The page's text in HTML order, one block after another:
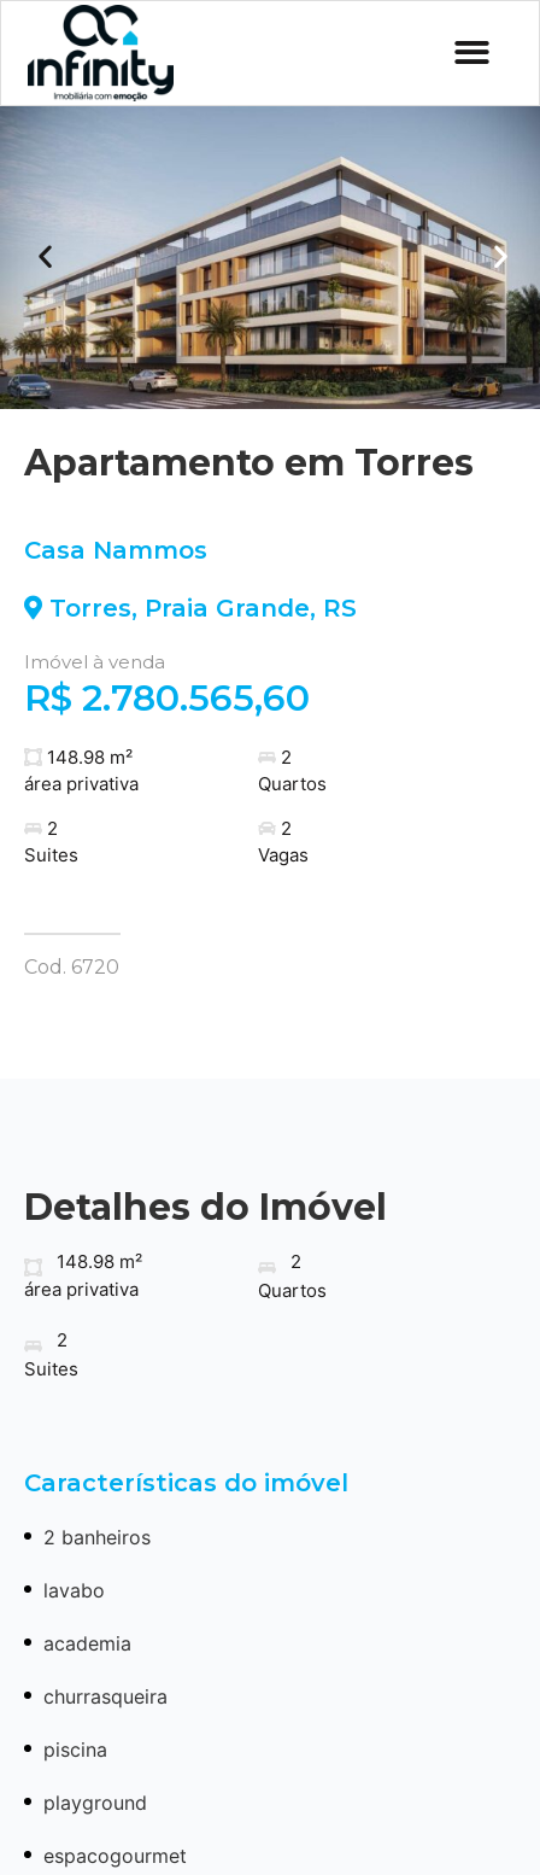
Apartamento em Torres
Casa Nammos
Torres, Praia Grande, RS
Imóvel à venda
R$ 2.780.565,60
148.98 m²
área privativa
2
Quartos
2
Suites
2
Vagas
Cod. 6720
Detalhes do Imóvel
148.98 m²
área privativa
2
Quartos
2
Suites
Características do imóvel
2 banheiros
lavabo
academia
churrasqueira
piscina
playground
espacogourmet